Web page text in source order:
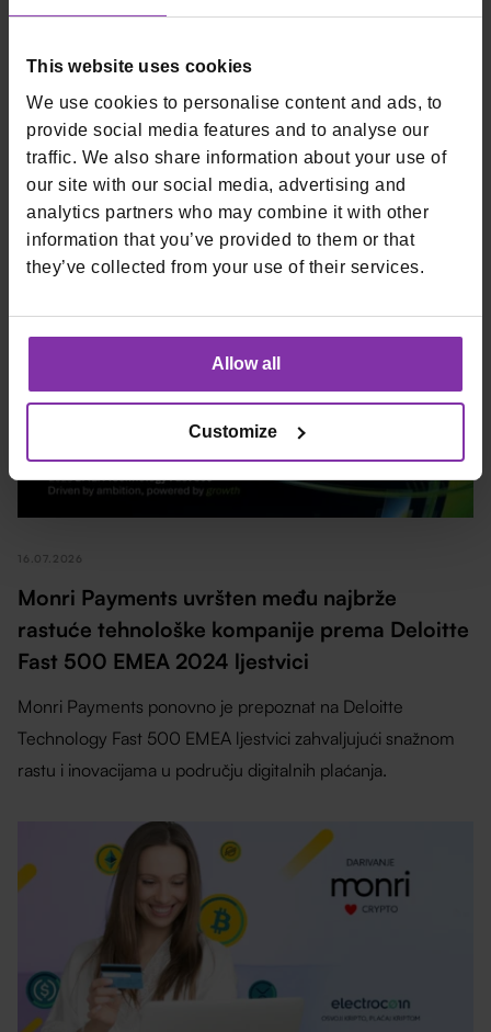
This website uses cookies
We use cookies to personalise content and ads, to
provide social media features and to analyse our
traffic. We also share information about your use of
our site with our social media, advertising and
analytics partners who may combine it with other
information that you’ve provided to them or that
they’ve collected from your use of their services.
Allow all
Customize
24.07.2026
[Fintech Talks] Kako fintech balansira između
brzine, sigurnosti i regulative
Digitalna plaćanja mijenjaju način na koji kupujemo,
poslujemo i donosimo odluke. U FinTech Talksu Viktor
Olujić govori o inovacijama, AI-u, regulativi i budućnosti
payment industrije.
16.07.2026
Monri Payments uvršten među najbrže
rastuće tehnološke kompanije prema Deloitte
Fast 500 EMEA 2024 ljestvici
Monri Payments ponovno je prepoznat na Deloitte
Technology Fast 500 EMEA ljestvici zahvaljujući snažnom
rastu i inovacijama u području digitalnih plaćanja.